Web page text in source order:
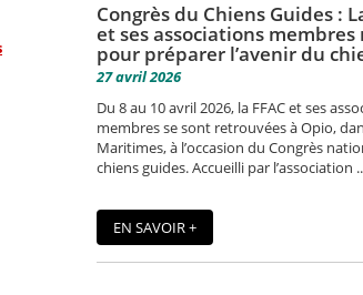
Congrès du Chiens Guides :
et ses associations membres
pour préparer l’avenir du
27 avril 2026
Du 8 au 10 avril 2026, la FFAC et ses
membres se sont retrouvées à Opio,
Maritimes, à l’occasion du Congrès
chiens guides. Accueilli par l’association
EN SAVOIR +